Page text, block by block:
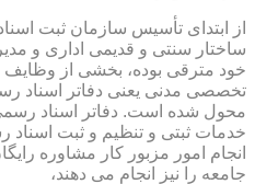
از ابتدای تأسیس سازمان ثبت
ساختار سنتی و قدیمی اداری و
خود مترقی بوده، بخشی از وظایف
تخصصی مدنی یعنی دفاتر اسناد
محول شده است. دفاتر اسناد
خدمات ثبتی و تنظیم و ثبت
انجام امور مزبور کار مشاوره
جامعه را نیز انجام می دهند،